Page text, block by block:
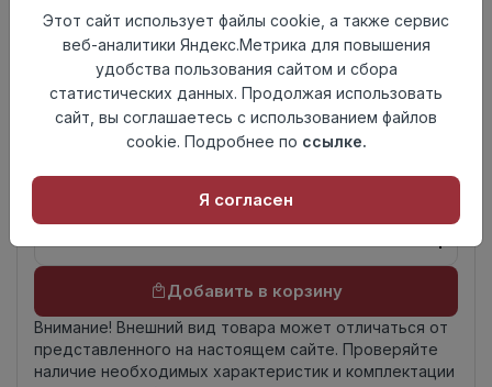
толщина
Толщина
защитного
слоя
0,50мм
АктуальностьАктуален
Россия
12.9 пог. м
Добавить в корзину
Внимание! Внешний вид товара может отличаться от
представленного на настоящем сайте. Проверяйте
наличие необходимых характеристик и комплектации
Этот сайт использует файлы cookie, а также сервис
веб-аналитики Яндекс.Метрика для повышения
удобства пользования сайтом и сбора
статистических данных. Продолжая использовать
сайт, вы соглашаетесь с использованием файлов
cookie. Подробнее по ссылке.
Я согласен